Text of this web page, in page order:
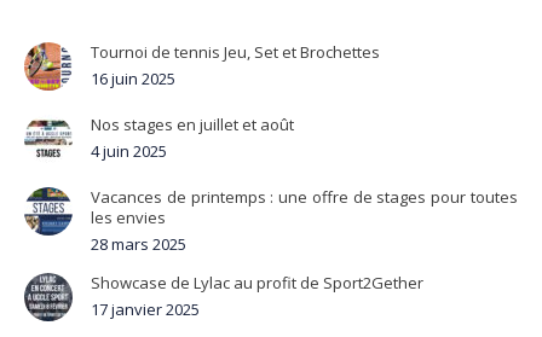
Tournoi de tennis Jeu, Set et Brochettes
16 juin 2025
Nos stages en juillet et août
4 juin 2025
Vacances de printemps : une offre de stages pour toutes
les envies
28 mars 2025
Showcase de Lylac au profit de Sport2Gether
17 janvier 2025